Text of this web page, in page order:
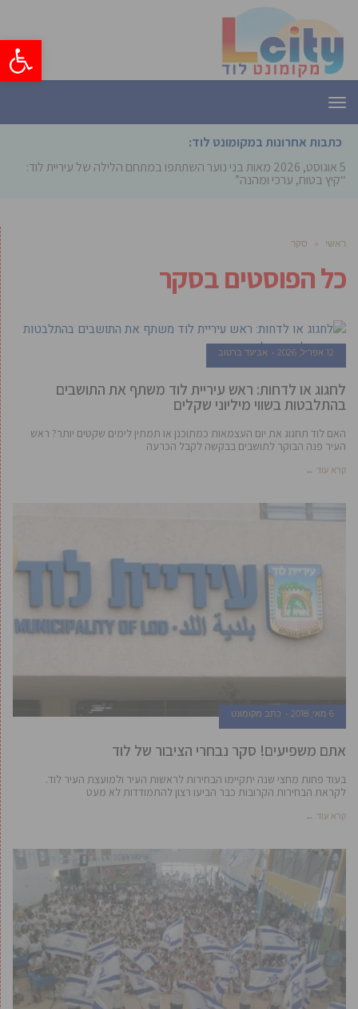
פתח
תפריט
כתבות אחרונות במקומונט לוד:
5 אוגוסט, 2026
מאות בני נוער השתתפו במתחם הלילה של עיריית לוד:
“קיץ בטוח, ערכי ומהנה”
ראשי » סקר
כל הפוסטים בסקר
12 אפריל, 2026 אביעד ברטוב
לחגוג או לדחות: ראש עיריית לוד משתף את התושבים
בהתלבטות בשווי מיליוני שקלים
האם לוד תחגוג את יום העצמאות כמתוכנן או תמתין לימים שקטים יותר? ראש
העיר פנה הבוקר לתושבים בבקשה לקבל הכרעה
קרא עוד ←
6 מאי, 2018 כתב מקומונט
אתם משפיעים! סקר נבחרי הציבור של לוד
בעוד פחות מחצי שנה יתקיימו הבחירות לראשות העיר ולמועצת העיר לוד.
לקראת הבחירות הקרובות כבר הביעו רצון להתמודדות לא מעט
קרא עוד ←